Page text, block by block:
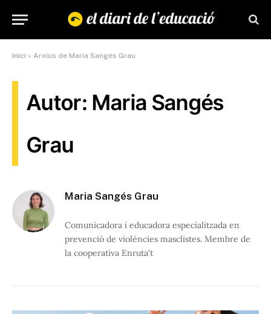
Inici » Arxius de Maria Sangés Grau
Autor: Maria Sangés
Grau
Maria Sangés Grau
Comunicadora i educadora especialitzada en
prevenció de violències masclistes. Membre de
la cooperativa Enruta't